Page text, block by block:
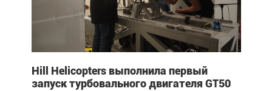
Hill Helicopters выполнила первый
запуск турбовального двигателя GT50